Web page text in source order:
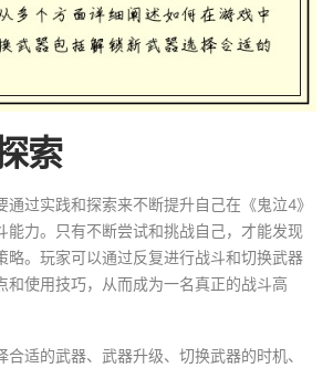
索
过实践和探索来不断提升自己在《鬼泣4》
能力。只有不断尝试和挑战自己，才能发现
略。玩家可以通过反复进行战斗和切换武器
和使用技巧，从而成为一名真正的战斗高
适的武器、武器升级、切换武器的时机、